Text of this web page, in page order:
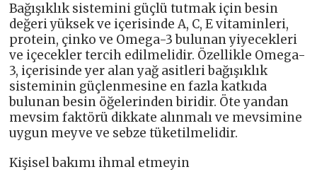
Bağışıklık sistemini güçlü tutmak için besin
değeri yüksek ve içerisinde A, C, E vitaminleri,
protein, çinko ve Omega-3 bulunan yiyecekleri
ve içecekler tercih edilmelidir. Özellikle Omega-
3, içerisinde yer alan yağ asitleri bağışıklık
sisteminin güçlenmesine en fazla katkıda
bulunan besin öğelerinden biridir. Öte yandan
mevsim faktörü dikkate alınmalı ve mevsimine
uygun meyve ve sebze tüketilmelidir.
Kişisel bakımı ihmal etmeyin